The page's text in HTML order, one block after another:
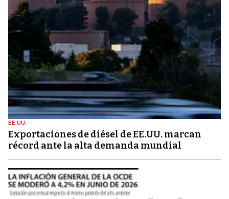
EE.UU.
Exportaciones de diésel de EE.UU. marcan
récord ante la alta demanda mundial